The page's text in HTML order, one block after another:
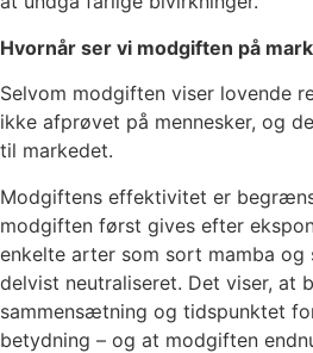
Hvornår ser vi modgiften på
Selvom modgiften viser lovende
ikke afprøvet på mennesker, og
til markedet.
Modgiftens effektivitet er
modgiften først gives efter
enkelte arter som sort mamba og
delvist neutraliseret. Det viser, at
sammensætning og tidspunktet
betydning – og at modgiften